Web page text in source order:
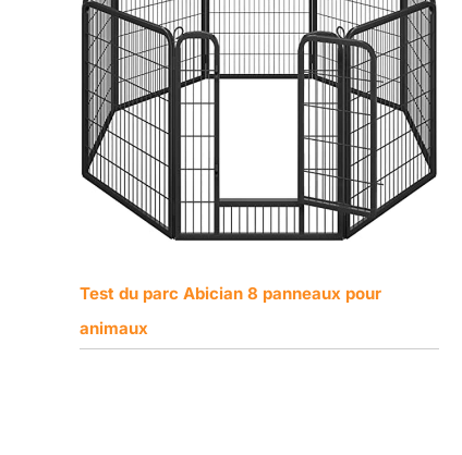
Test du parc Abician 8 panneaux pour
animaux